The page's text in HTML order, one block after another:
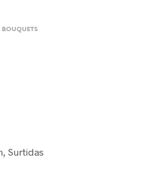
BOUQUETS
Surtidas